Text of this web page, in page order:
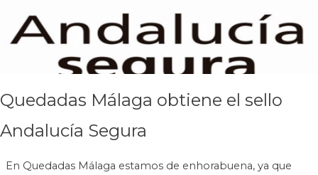
Quedadas Málaga obtiene el sello
Andalucía Segura
En Quedadas Málaga estamos de enhorabuena, ya que